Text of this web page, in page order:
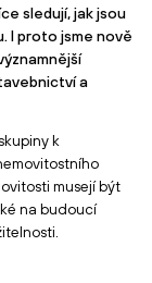
sledují, jak jsou
I proto jsme nově
a
k
musejí být
na budoucí